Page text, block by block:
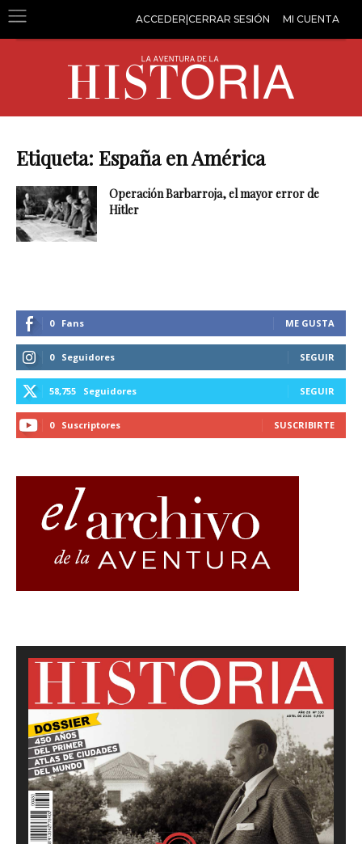
ACCEDER|CERRAR SESIÓN MI CUENTA
Etiqueta: España en América
Operación Barbarroja, el mayor error de
Hitler
0 Fans ME GUSTA
0 Seguidores SEGUIR
58,755 Seguidores SEGUIR
0 Suscriptores SUSCRIBIRTE